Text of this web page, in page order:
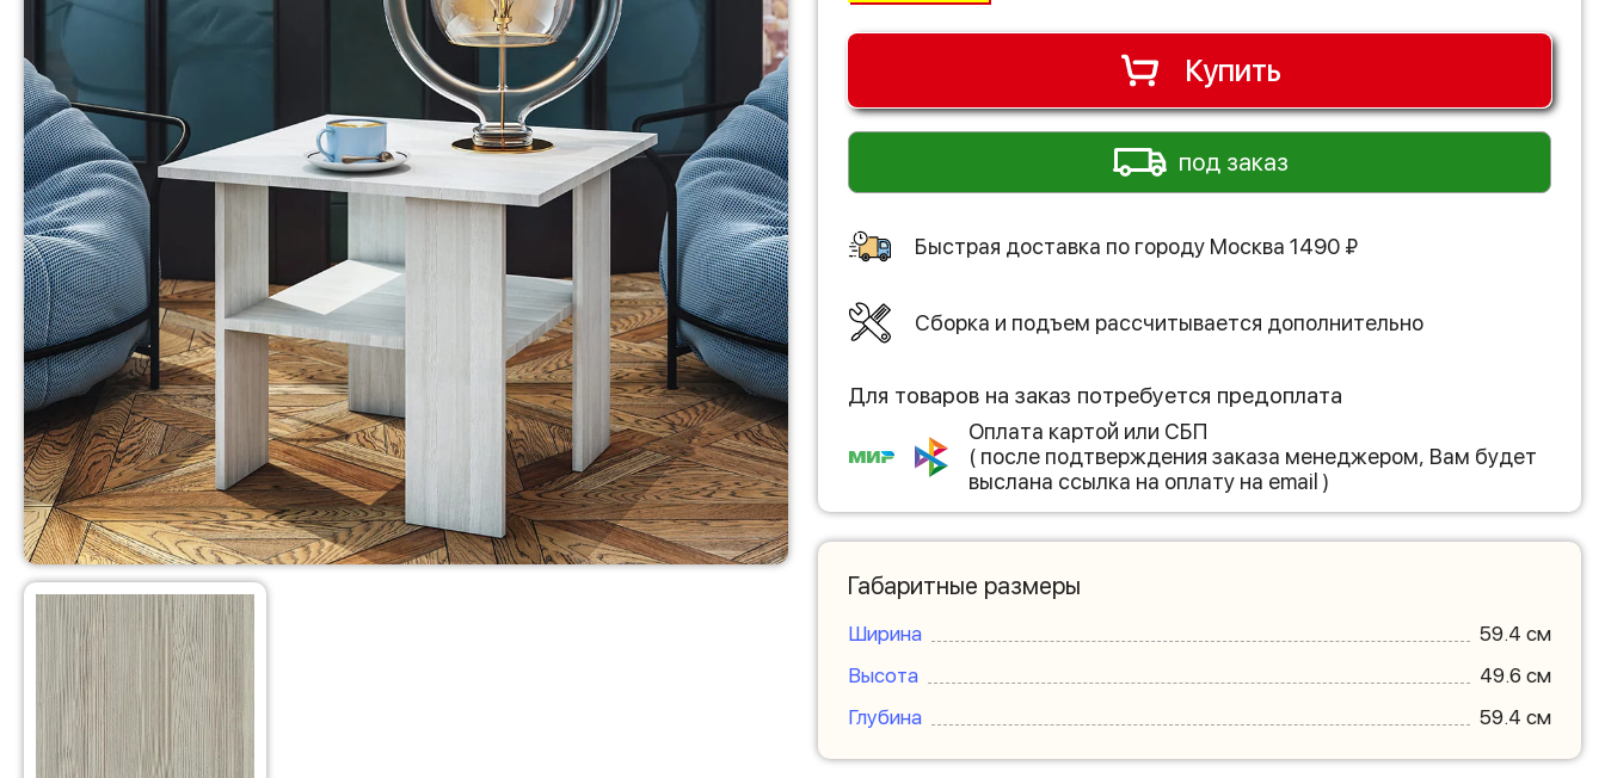
Купить
под заказ
Быстрая доставка по городу Москва 1490 ₽
Сборка и подъем рассчитывается дополнительно
Для товаров на заказ потребуется предоплата
Оплата картой или СБП
( после подтверждения заказа менеджером, Вам будет
выслана ссылка на оплату на email )
Габаритные размеры
Ширина
59.4 см
Высота
49.6 см
Глубина
59.4 см